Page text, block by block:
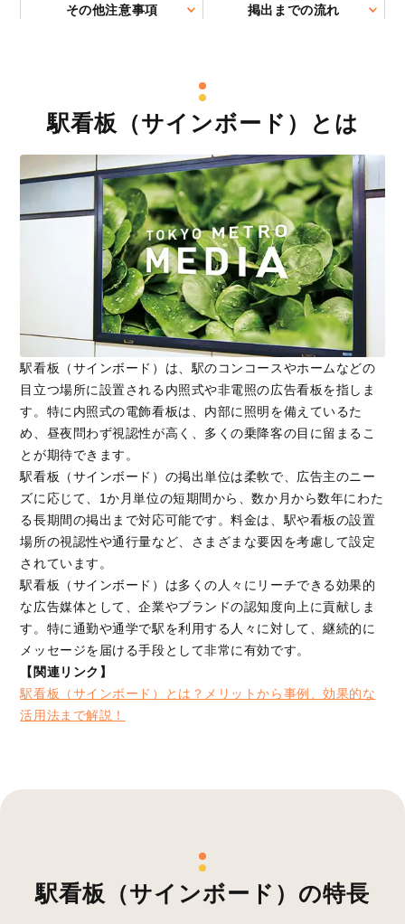
その他注意事項
掲出までの流れ
駅看板（サインボード）とは
駅看板（サインボード）は、駅のコンコースやホームなどの
目立つ場所に設置される内照式や非電照の広告看板を指しま
す。特に内照式の電飾看板は、内部に照明を備えているた
め、昼夜問わず視認性が高く、多くの乗降客の目に留まるこ
とが期待できます。
駅看板（サインボード）の掲出単位は柔軟で、広告主のニー
ズに応じて、1か月単位の短期間から、数か月から数年にわた
る長期間の掲出まで対応可能です。料金は、駅や看板の設置
場所の視認性や通行量など、さまざまな要因を考慮して設定
されています。
駅看板（サインボード）は多くの人々にリーチできる効果的
な広告媒体として、企業やブランドの認知度向上に貢献しま
す。特に通勤や通学で駅を利用する人々に対して、継続的に
メッセージを届ける手段として非常に有効です。
【関連リンク】
駅看板（サインボード）とは？メリットから事例、効果的な
活用法まで解説！
駅看板（サインボード）の特長